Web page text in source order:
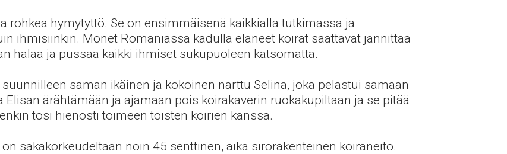
rohkea hymytyttö. Se on ensimmäisenä kaikkialla tutkimassa ja
ihmisiinkin. Monet Romaniassa kadulla eläneet koirat saattavat jännittää
halaa ja pussaa kaikki ihmiset sukupuoleen katsomatta.
saman ikäinen ja kokoinen narttu Selina, joka pelastui samaan
Elisan ärähtämään ja ajamaan pois koirakaverin ruokakupiltaan ja se pitää
tosi hienosti toimeen toisten koirien kanssa.
säkäkorkeudeltaan noin 45 senttinen, aika sirorakenteinen koiraneito.